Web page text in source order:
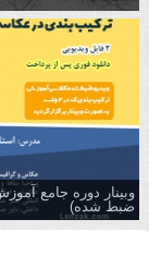
وبینار دوره جامع
ضبط شده)